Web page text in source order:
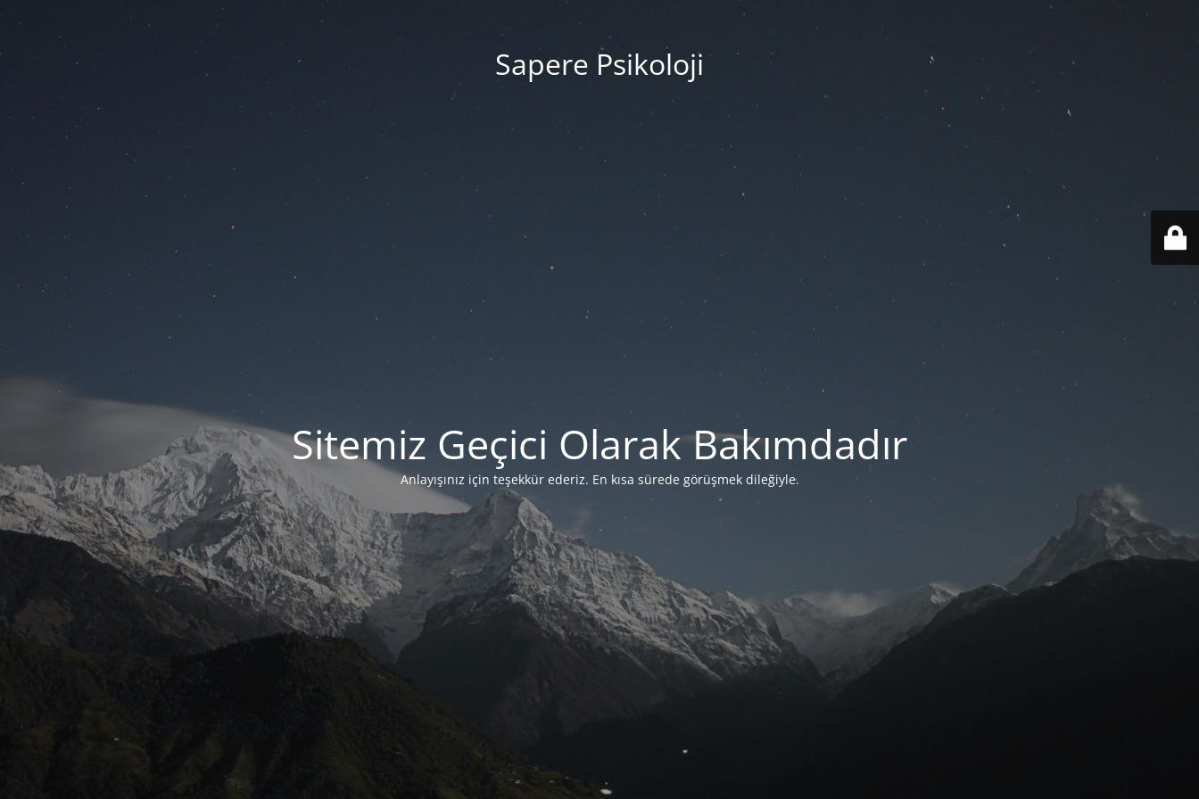
Sapere Psikoloji
Sitemiz Geçici Olarak Bakımdadır
Anlayışınız için teşekkür ederiz. En kısa sürede görüşmek dileğiyle.